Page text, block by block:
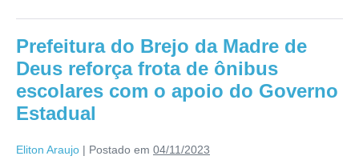
Prefeitura do Brejo da Madre de
Deus reforça frota de ônibus
escolares com o apoio do Governo
Estadual
Eliton Araujo | Postado em 04/11/2023